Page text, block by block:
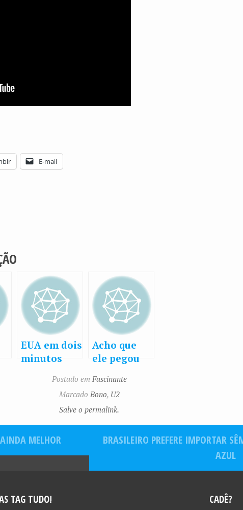
E-mail
EUA em dois
minutos
Acho que
ele pegou
Postado em Fascinante
Marcado Bono, U2
Salve o permalink.
MELHOR
BRASILEIRO PREFERE IMPORTAR
AZUL
TAG TUDO! CADÊ?